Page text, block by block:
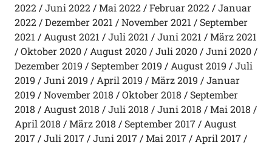
2022
Juni 2022 Mai 2022 Februar 2022
Januar
2022
Dezember 2021 November 2021
September
2021
August 2021 Juli 2021 Juni 2021
März 2021
Oktober 2020
August 2020 Juli 2020
Juni 2020
Dezember 2019
September 2019 August 2019
Juli
2019
Juni 2019 April 2019 März 2019
Januar
2019
November 2018 Oktober 2018
September
2018
August 2018 Juli 2018 Juni 2018
Mai 2018
April 2018
März 2018 September 2017
August
2017
Juli 2017 Juni 2017 Mai 2017
April 2017